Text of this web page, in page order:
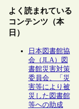
よく読まれている
コンテンツ（本
日）
日本図書館協
会（JLA）図
書館災害対策
委員会、「災
害等により被
災した図書館
等への助成